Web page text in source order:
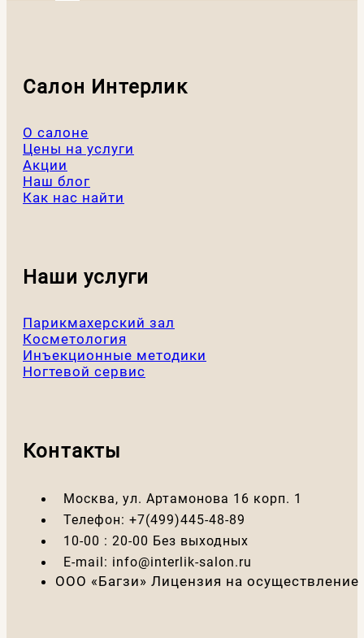
Салон Интерлик
О салоне
Цены на услуги
Акции
Наш блог
Как нас найти
Наши услуги
Парикмахерский зал
Косметология
Инъекционные методики
Ногтевой сервис
Контакты
Москва, ул. Артамонова 16 корп. 1
Телефон: +7(499)445-48-89
10-00 : 20-00 Без выходных
E-mail: info@interlik-salon.ru
ООО «Багзи» Лицензия на